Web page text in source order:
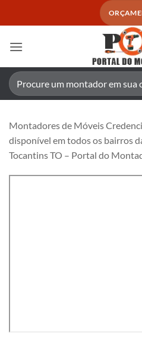
Pesquisar
por:
Montadores de Móveis
disponível em todos os bairros
Tocantins TO – Portal do